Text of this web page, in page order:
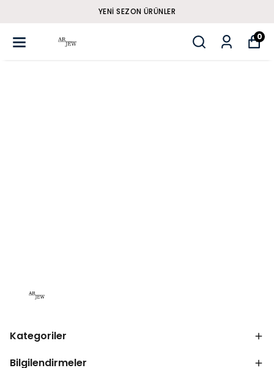
YENI SEZON ÜRÜNLER
0
Kategoriler
Bilgilendirmeler